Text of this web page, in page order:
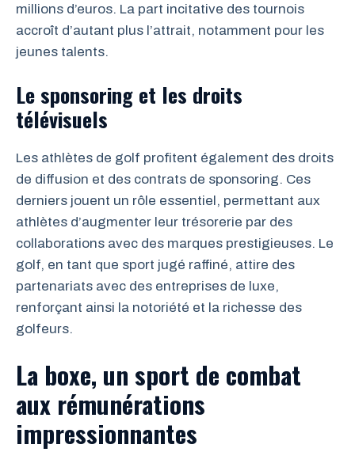
millions d’euros. La part incitative des tournois
accroît d’autant plus l’attrait, notamment pour les
jeunes talents.
Le sponsoring et les droits
télévisuels
Les athlètes de golf profitent également des droits
de diffusion et des contrats de sponsoring. Ces
derniers jouent un rôle essentiel, permettant aux
athlètes d’augmenter leur trésorerie par des
collaborations avec des marques prestigieuses. Le
golf, en tant que sport jugé raffiné, attire des
partenariats avec des entreprises de luxe,
renforçant ainsi la notoriété et la richesse des
golfeurs.
La boxe, un sport de combat
aux rémunérations
impressionnantes